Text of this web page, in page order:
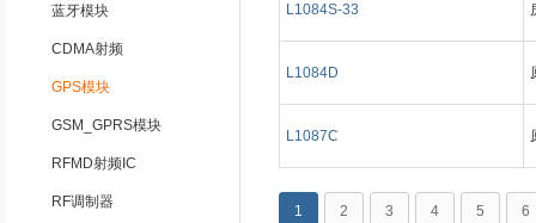
L1084S-33
L1084D
L1087C
1 2 3 4 5 6
蓝牙模块
CDMA射频
GPS模块
GSM_GPRS模块
RFMD射频IC
RF调制器